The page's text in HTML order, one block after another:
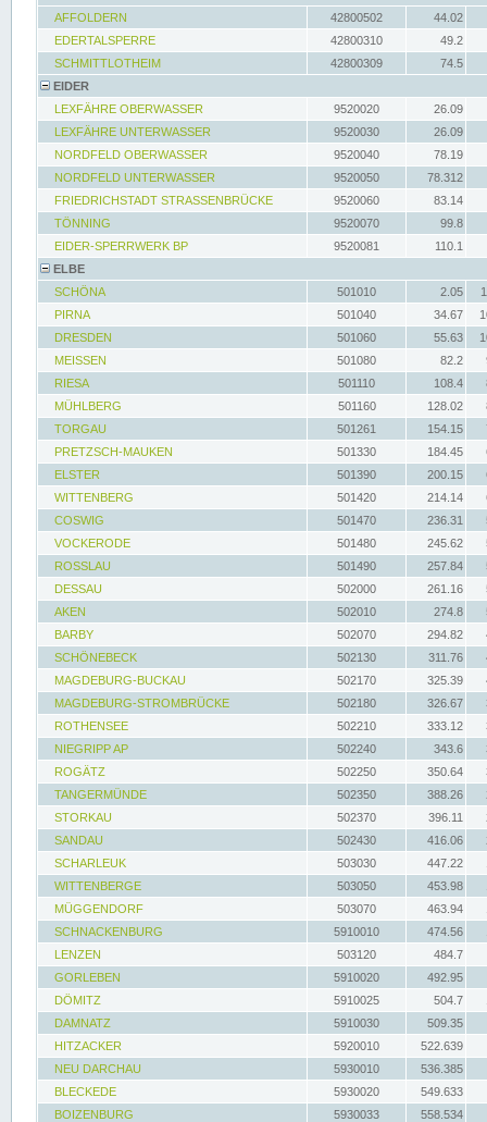
AFFOLDERN
42800502
44.02
EDERTALSPERRE
42800310
49.2
SCHMITTLOTHEIM
42800309
74.5
EIDER
LEXFÄHRE OBERWASSER
9520020
26.09
LEXFÄHRE UNTERWASSER
9520030
26.09
NORDFELD OBERWASSER
9520040
78.19
NORDFELD UNTERWASSER
9520050
78.312
FRIEDRICHSTADT STRASSENBRÜCKE
9520060
83.14
TÖNNING
9520070
99.8
EIDER-SPERRWERK BP
9520081
110.1
ELBE
SCHÖNA
501010 2.05
PIRNA
501040 34.67
DRESDEN
501060 55.63
MEISSEN
501080 82.2
RIESA
501110 108.4
MÜHLBERG
501160 128.02
TORGAU
501261 154.15
PRETZSCH-MAUKEN
501330 184.45
ELSTER
501390 200.15
WITTENBERG
501420 214.14
COSWIG
501470 236.31
VOCKERODE
501480 245.62
ROSSLAU
501490 257.84
DESSAU
502000 261.16
AKEN
502010 274.8
BARBY
502070 294.82
SCHÖNEBECK
502130 311.76
MAGDEBURG-BUCKAU
502170 325.39
MAGDEBURG-STROMBRÜCKE
502180 326.67
ROTHENSEE
502210 333.12
NIEGRIPP AP
502240 343.6
ROGÄTZ
502250 350.64
TANGERMÜNDE
502350 388.26
STORKAU
502370 396.11
SANDAU
502430 416.06
SCHARLEUK
503030 447.22
WITTENBERGE
503050 453.98
MÜGGENDORF
503070 463.94
SCHNACKENBURG
5910010 474.56
LENZEN
503120
484.7
GORLEBEN
5910020
492.95
DÖMITZ
5910025 504.7
DAMNATZ
5910030
509.35
HITZACKER
5920010
522.639
NEU DARCHAU
5930010
536.385
BLECKEDE
5930020
549.633
BOIZENBURG
5930033
558.534